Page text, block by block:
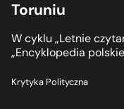
Toruniu
W cyklu „Letnie
„Encyklopedia
Krytyka Polityczna